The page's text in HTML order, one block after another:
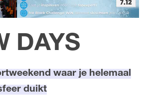
DAYS
waar je helemaal
duikt